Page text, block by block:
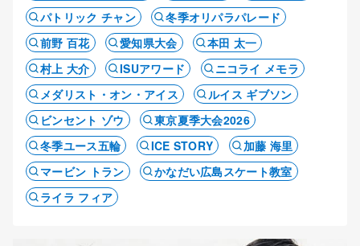
パトリック チャン
冬季オリパラパレード
前野 百花
愛知県大会
本田 太一
村上 大介
ISUアワード
ニコライ メモラ
メダリスト・オン・アイス
ルイス ギブソン
ビンセント ゾウ
東京夏季大会2026
冬季ユース五輪
ICE STORY
加藤 海里
マービン トラン
かなだい広島スケート教室
ライラ フィア